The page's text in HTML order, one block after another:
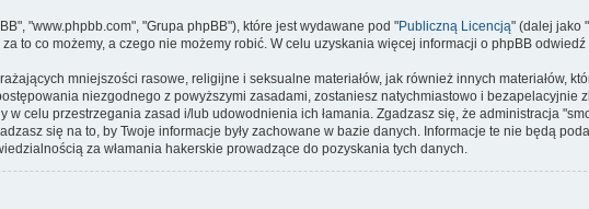
"www.phpbb.com", "Grupa phpBB"), które jest wydawane pod "Publiczną Licencją" (dalej jako
to co możemy, a czego nie możemy robić. W celu uzyskania więcej informacji o phpBB odwiedź
mniejszości rasowe, religijne i seksualne materiałów, jak również innych materiałów,
niezgodnego z powyższymi zasadami, zostaniesz natychmiastowo i bezapelacyjnie
celu przestrzegania zasad i/lub udowodnienia ich łamania. Zgadzasz się, że administracja
się na to, by Twoje informacje były zachowane w bazie danych. Informacje te nie będą
za włamania hakerskie prowadzące do pozyskania tych danych.